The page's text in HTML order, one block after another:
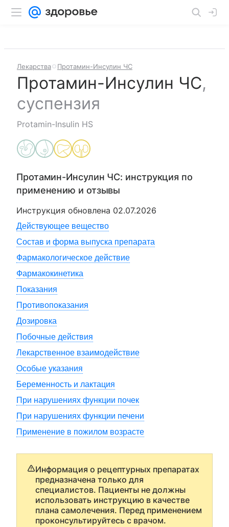
Лекарства Протамин-Инсулин ЧС
Протамин-Инсулин ЧС,
суспензия
Protamin-Insulin HS
Протамин-Инсулин ЧС: инструкция по
применению и отзывы
Инструкция обновлена 02.07.2026
Действующее вещество
Состав и форма выпуска препарата
Фармакологическое действие
Фармакокинетика
Показания
Противопоказания
Дозировка
Побочные действия
Лекарственное взаимодействие
Особые указания
Беременность и лактация
При нарушениях функции почек
При нарушениях функции печени
Применение в пожилом возрасте
Информация о рецептурных препаратах
предназначена только для
специалистов. Пациенты не должны
использовать инструкцию в качестве
плана самолечения. Перед применением
проконсультируйтесь с врачом.